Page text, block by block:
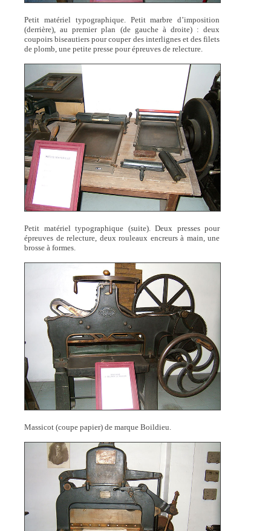
Petit matériel typographique. Petit marbre d’imposition
(derrière), au premier plan (de gauche à droite) : deux
coupoirs biseautiers pour couper des interlignes et des filets
de plomb, une petite presse pour épreuves de relecture.
Petit matériel typographique (suite). Deux presses pour
épreuves de relecture, deux rouleaux encreurs à main, une
brosse à formes.
Massicot (coupe papier) de marque Boildieu.